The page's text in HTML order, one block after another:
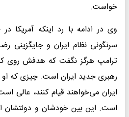
خواست.
وی در ادامه با رد اینکه آمریکا
سرنگونی نظام ایران و جایگزینی
ترامپ هرگز نگفت که هدفش روی
رهبری جدید ایران است. چیزی که
ایران می‌خواهند قیام کنند، عالی
است. این بین خودشان و دولتشان